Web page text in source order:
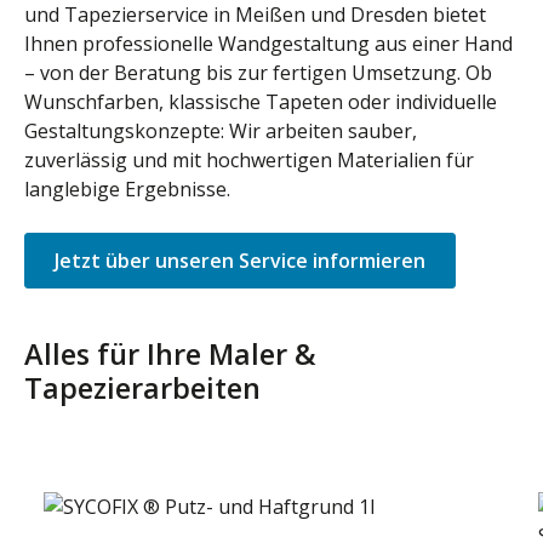
und Tapezierservice in Meißen und Dresden bietet
Ihnen professionelle Wandgestaltung aus einer Hand
– von der Beratung bis zur fertigen Umsetzung. Ob
Wunschfarben, klassische Tapeten oder individuelle
Gestaltungskonzepte: Wir arbeiten sauber,
zuverlässig und mit hochwertigen Materialien für
langlebige Ergebnisse.
Jetzt über unseren Service informieren
Alles für Ihre Maler &
Tapezierarbeiten
Produktgalerie überspringen